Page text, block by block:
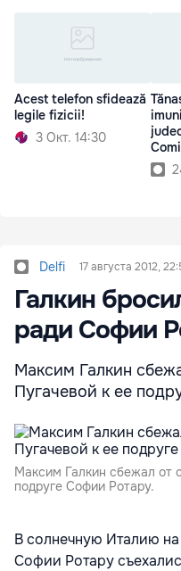
Acest telefon sfidează
legile fizicii!
3 Окт. 14:30
Delfi 17 августа 2012,
Галкин
ради Софии
Максим Галкин
Пугачевой к ее
Максим Галкин сбежал от
подруге Софии Ротару.
B солнечную Италию
Софии Ротару